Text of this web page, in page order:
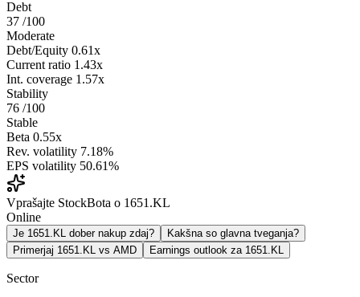
Debt
37 /100
Moderate
Debt/Equity 0.61x
Current ratio 1.43x
Int. coverage 1.57x
Stability
76 /100
Stable
Beta 0.55x
Rev. volatility 7.18%
EPS volatility 50.61%
Vprašajte StockBota o 1651.KL
Online
Je 1651.KL dober nakup zdaj?
Kakšna so glavna tveganja?
Primerjaj 1651.KL vs AMD
Earnings outlook za 1651.KL
Sector